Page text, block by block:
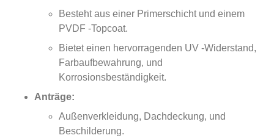
Besteht aus einer Primerschicht und einem
PVDF -Topcoat.
Bietet einen hervorragenden UV -Widerstand,
Farbaufbewahrung, und
Korrosionsbeständigkeit.
Anträge:
Außenverkleidung, Dachdeckung, und
Beschilderung.